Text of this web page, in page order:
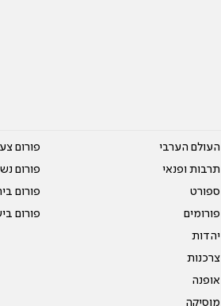
העולם הערבי
תרבות ופנאי
ספורט
פורומים
יהדות
צרכנות
אופנה
מוסיקה
פורום
פורום
פורום
פורום